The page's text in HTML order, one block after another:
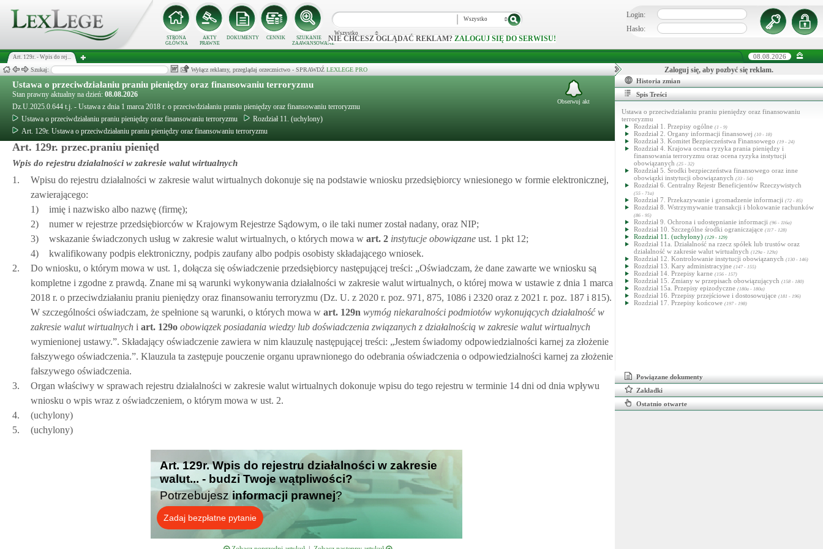
STRONA
GŁÓWNA
AKTY
PRAWNE
DOKUMENTY CENNIK
SZUKANIE
ZAAWANSOWANE
Wszystko
Wszystko
NIE CHCESZ OGLĄDAĆ REKLAM? ZALOGUJ SIĘ DO SERWISU!
Login:
Hasło:
Art. 129r. - Wpis do rej... 08.08.2026
Szukaj: Wyłącz reklamy, przeglądaj orzecznictwo - SPRAWDŹ LEXLEGE PRO
Ustawa o przeciwdziałaniu praniu pieniędzy oraz finansowaniu terroryzmu
Stan prawny aktualny na dzień: 08.08.2026
Dz.U.2025.0.644 t.j. - Ustawa z dnia 1 marca 2018 r. o przeciwdziałaniu praniu pieniędzy oraz finansowaniu terroryzmu
Ustawa o przeciwdziałaniu praniu pieniędzy oraz finansowaniu terroryzmu
Rozdział 11. (uchylony)
Art. 129r. Ustawa o przeciwdziałaniu praniu pieniędzy oraz finansowaniu terroryzmu
Obserwuj akt
Art. 129r. przec.praniu pienięd
Wpis do rejestru działalności w zakresie walut wirtualnych
1.
Wpisu do rejestru działalności w zakresie walut wirtualnych dokonuje się na podstawie wniosku przedsiębiorcy wniesionego w formie elektronicznej,
zawierającego:
1)
imię i nazwisko albo nazwę (firmę);
2)
numer w rejestrze przedsiębiorców w Krajowym Rejestrze Sądowym, o ile taki numer został nadany, oraz NIP;
3)
wskazanie świadczonych usług w zakresie walut wirtualnych, o których mowa w art. 2 instytucje obowiązane ust. 1 pkt 12;
4)
kwalifikowany podpis elektroniczny, podpis zaufany albo podpis osobisty składającego wniosek.
2.
Do wniosku, o którym mowa w ust. 1, dołącza się oświadczenie przedsiębiorcy następującej treści: „Oświadczam, że dane zawarte we wniosku są
kompletne i zgodne z prawdą. Znane mi są warunki wykonywania działalności w zakresie walut wirtualnych, o której mowa w ustawie z dnia 1 marca
2018 r. o przeciwdziałaniu praniu pieniędzy oraz finansowaniu terroryzmu (Dz. U. z 2020 r. poz. 971, 875, 1086 i 2320 oraz z 2021 r. poz. 187 i 815).
W szczególności oświadczam, że spełnione są warunki, o których mowa w art. 129n wymóg niekaralności podmiotów wykonujących działalność w
zakresie walut wirtualnych i art. 129o obowiązek posiadania wiedzy lub doświadczenia związanych z działalnością w zakresie walut wirtualnych
wymienionej ustawy.”. Składający oświadczenie zawiera w nim klauzulę następującej treści: „Jestem świadomy odpowiedzialności karnej za złożenie
fałszywego oświadczenia.”. Klauzula ta zastępuje pouczenie organu uprawnionego do odebrania oświadczenia o odpowiedzialności karnej za złożenie
fałszywego oświadczenia.
3.
Organ właściwy w sprawach rejestru działalności w zakresie walut wirtualnych dokonuje wpisu do tego rejestru w terminie 14 dni od dnia wpływu
wniosku o wpis wraz z oświadczeniem, o którym mowa w ust. 2.
4.
(uchylony)
5.
(uchylony)
Art. 129r. Wpis do rejestru działalności w zakresie
walut... - budzi Twoje wątpliwości?
Potrzebujesz informacji prawnej?
Zadaj bezpłatne pytanie
Zaloguj się, aby pozbyć się reklam.
Historia zmian
Spis Treści
Ustawa o przeciwdziałaniu praniu pieniędzy oraz finansowaniu
terroryzmu
Rozdział 1. Przepisy ogólne (1 - 9)
Rozdział 2. Organy informacji finansowej (10 - 18)
Rozdział 3. Komitet Bezpieczeństwa Finansowego (19 - 24)
Rozdział 4. Krajowa ocena ryzyka prania pieniędzy i
finansowania terroryzmu oraz ocena ryzyka instytucji
obowiązanych (25 - 32)
Rozdział 5. Środki bezpieczeństwa finansowego oraz inne
obowiązki instytucji obowiązanych (33 - 54)
Rozdział 6. Centralny Rejestr Beneficjentów Rzeczywistych
(55 - 71a)
Rozdział 7. Przekazywanie i gromadzenie informacji (72 - 85)
Rozdział 8. Wstrzymywanie transakcji i blokowanie rachunków
(86 - 95)
Rozdział 9. Ochrona i udostępnianie informacji (96 - 116a)
Rozdział 10. Szczególne środki ograniczające (117 - 128)
Rozdział 11. (uchylony) (129 - 129)
Rozdział 11a. Działalność na rzecz spółek lub trustów oraz
działalność w zakresie walut wirtualnych (129a - 129z)
Rozdział 12. Kontrolowanie instytucji obowiązanych (130 - 146)
Rozdział 13. Kary administracyjne (147 - 155)
Rozdział 14. Przepisy karne (156 - 157)
Rozdział 15. Zmiany w przepisach obowiązujących (158 - 180)
Rozdział 15a. Przepisy epizodyczne (180a - 180a)
Rozdział 16. Przepisy przejściowe i dostosowujące (181 - 196)
Rozdział 17. Przepisy końcowe (197 - 198)
Powiązane dokumenty
Zakładki
Ostatnio otwarte